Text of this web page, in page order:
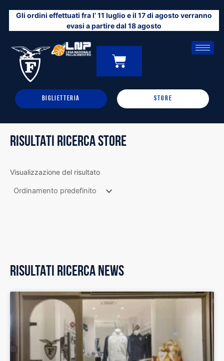
contenuto
Gli ordini effettuati fra l’ 11 luglio e il 17 di agosto verranno
evasi a partire dal 18 agosto
0
CARRELLO
BIGLIETTERIA STORE
RISULTATI RICERCA STORE
Visualizzazione del risultato
RISULTATI RICERCA NEWS